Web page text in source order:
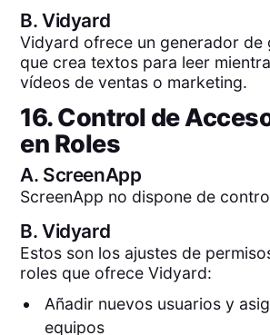
B.Vidyard
Vidyard ofrece un generador de
que crea textos para leer
vídeos de ventas o marketing.
16. Control de
en Roles
A. ScreenApp
ScreenApp no dispone de
B.Vidyard
Estos son los ajustes de
roles que ofrece Vidyard:
Añadir nuevos usuarios y
equipos